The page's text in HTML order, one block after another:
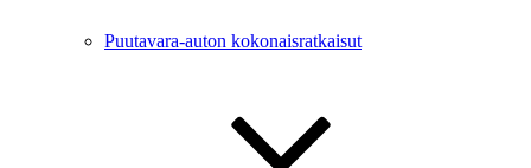
Puutavara-auton kokonaisratkaisut